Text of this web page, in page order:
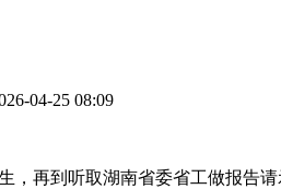
04-25 08:09
再到听取湖南省委省工做报告